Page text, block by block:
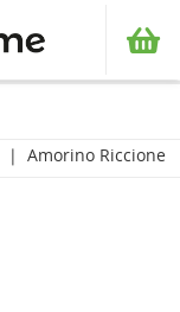
Amorino Riccione